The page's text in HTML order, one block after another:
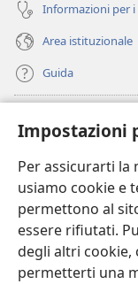
Impostazioni
Per assicurarti la
usiamo cookie e
permettono al
essere rifiutati.
degli altri cookie,
permetterti una
Informazioni per i
Area istituzionale
Guida
(apre
una
nuova
finestra)
BIBLIOTECA
(apre
una
nuova
finestra)
JW Hub
(apre
una
nuova
finestra)
JW Library